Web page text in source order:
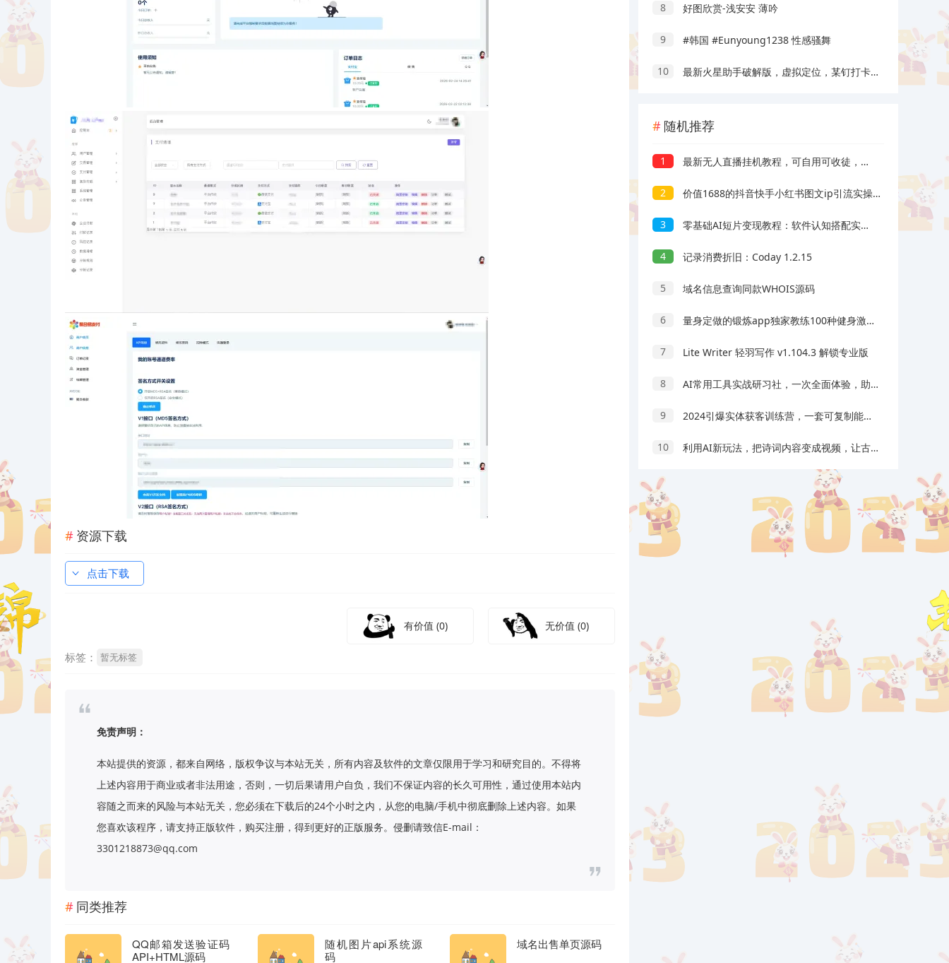
资源下载
点击下载
有价值(0) 无价值(0)
标签： 暂无标签
免责声明：
本站提供的资源，都来自网络，版权争议与本站无关，所有内容及软件的文章仅限用于学习和研究目的。不得将
上述内容用于商业或者非法用途，否则，一切后果请用户自负，我们不保证内容的长久可用性，通过使用本站内
容随之而来的风险与本站无关，您必须在下载后的24个小时之内，从您的电脑/手机中彻底删除上述内容。如果
您喜欢该程序，请支持正版软件，购买注册，得到更好的正版服务。侵删请致信E-mail：
3301218873@qq.com
同类推荐
QQ邮箱发送验证码
API+HTML源码
随机图片api系统源
码
域名出售单页源码
8 好图欣赏-浅安安 薄吟
9 #韩国 #Eunyoung1238 性感骚舞
10 最新火星助手破解版，虚拟定位，某钉打卡利器
随机推荐
1 最新无人直播挂机教程，可自用可收徒，收益无上限，一天啥都不干光靠收徒变现5000+
2 价值1688的抖音快手小红书图文ip引流实操课，日引50-100！各大平台已经实战
3 零基础AI短片变现教程：软件认知搭配实操演练，完整流程产出作品稳定获取副业收入
4 记录消费折旧：Coday 1.2.15
5 域名信息查询同款WHOIS源码
6 量身定做的锻炼app独家教练100种健身激励方式
7 Lite Writer 轻羽写作 v1.104.3 解锁专业版
8 AI常用工具实战研习社，一次全面体验，助你掌握AI技术
9 2024引爆实体获客训练营，一套可复制能落地的同城短视频打法，适合所有平台
10 利用AI新玩法，把诗词内容变成视频，让古诗词中的美景“活”起来，【视频教程】